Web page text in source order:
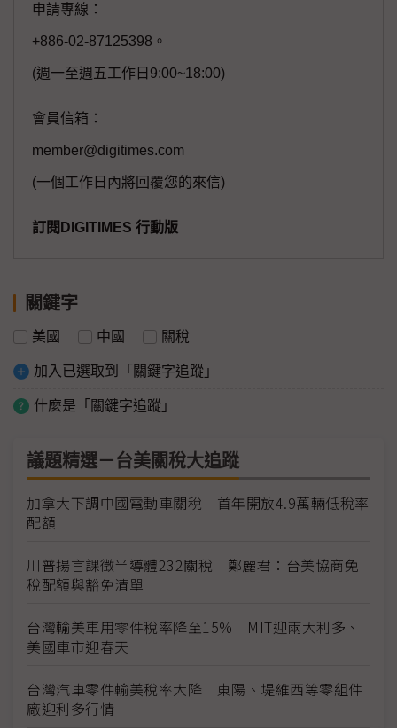
申請專線：
+886-02-87125398。
(週一至週五工作日9:00~18:00)
會員信箱：
member@digitimes.com
(一個工作日內將回覆您的來信)
訂閱DIGITIMES 行動版
關鍵字
美國 中國 關稅
加入已選取到「關鍵字追蹤」
什麼是「關鍵字追蹤」
議題精選－台美關稅大追蹤
加拿大下調中國電動車關稅 首年開放4.9萬輛低稅率
配額
川普揚言課徵半導體232關稅 鄭麗君：台美協商免
稅配額與豁免清單
台灣輸美車用零件稅率降至15% MIT迎兩大利多、
美國車市迎春天
台灣汽車零件輸美稅率大降 東陽、堤維西等零組件
廠迎利多行情